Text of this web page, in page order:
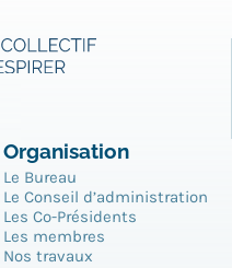
Organisation
Le Bureau
Le Conseil d’administration
Les Co-Présidents
Les membres
Nos travaux